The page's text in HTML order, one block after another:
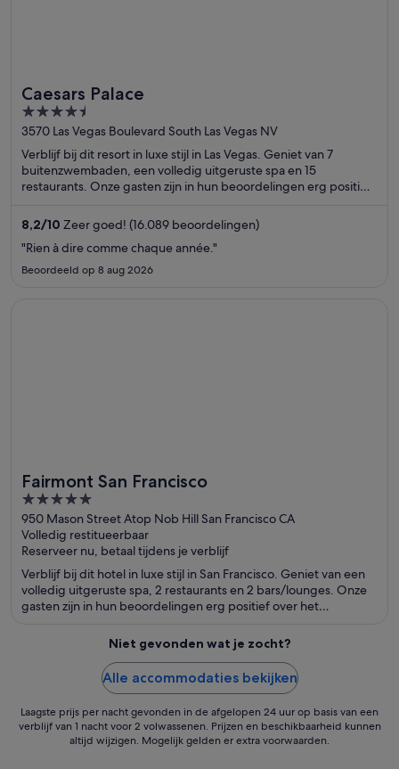
Caesars Palace
4.5
out
of
5
3570 Las Vegas Boulevard South Las Vegas NV
Verblijf bij dit resort in luxe stijl in Las Vegas. Geniet van 7
buitenzwembaden, een volledig uitgeruste spa en 15
restaurants. Onze gasten zijn in hun beoordelingen erg positief
Colosseum at Caesars Palace bevinden zich vlakbij.
8,2/10 Zeer goed! (16.089 beoordelingen)
"Rien à dire comme chaque année."
Beoordeeld op 8 aug 2026
Fairmont San Francisco
5
out
of
5
950 Mason Street Atop Nob Hill San Francisco CA
Volledig restitueerbaar
Reserveer nu, betaal tijdens je verblijf
Verblijf bij dit hotel in luxe stijl in San Francisco. Geniet van een
volledig uitgeruste spa, 2 restaurants en 2 bars/lounges. Onze
gasten zijn in hun beoordelingen erg positief over het
en Pier 39 bevinden zich vlakbij.
Niet gevonden wat je zocht?
Alle accommodaties bekijken
Laagste prijs per nacht gevonden in de afgelopen 24 uur op basis van een
verblijf van 1 nacht voor 2 volwassenen. Prijzen en beschikbaarheid kunnen
altijd wijzigen. Mogelijk gelden er extra voorwaarden.